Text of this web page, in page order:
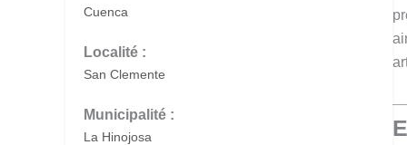
Cuenca
Localité :
San Clemente
Municipalité :
La Hinojosa